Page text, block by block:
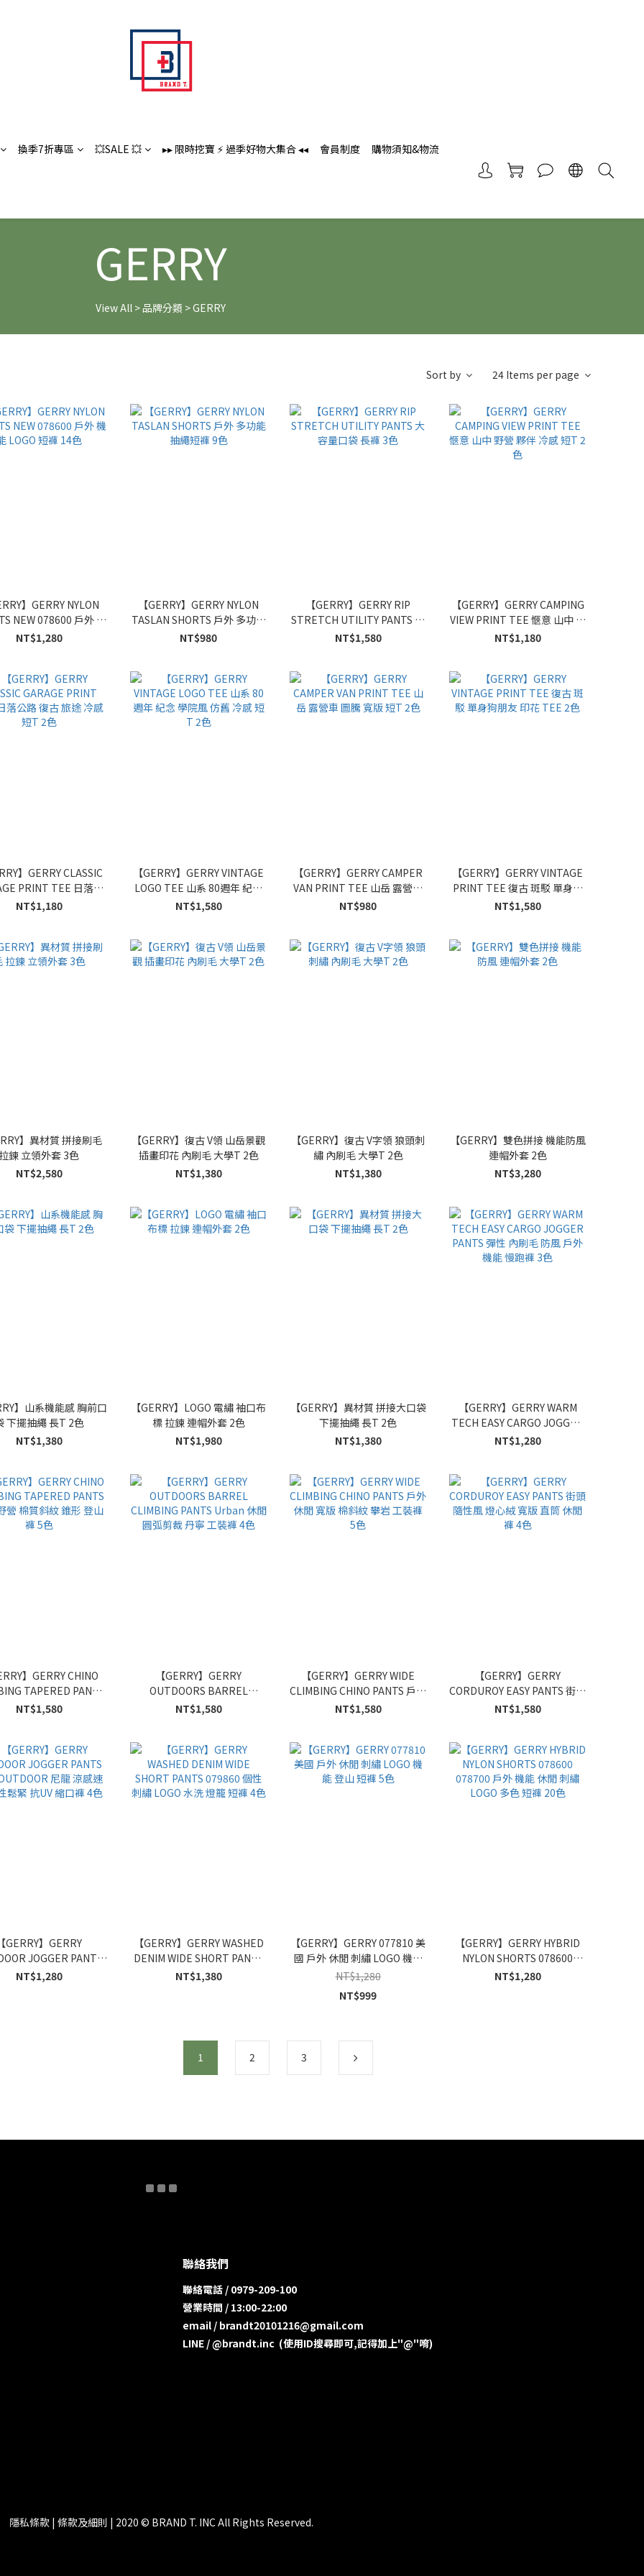
換季7折專區 💥SALE 💥 ▸▸ 限時挖寶 ⚡️ 過季好物大集合 ◂◂ 會員制度 購物須知&物流
GERRY
View All >品牌分類 >GERRY
Sort by 24 Items per page
】GERRY NYLON
NEW 078600 戶外 機
LOGO 短褲 14色
NT$1,280
【GERRY】GERRY NYLON
TASLAN SHORTS 戶外 多功能
抽繩短褲 9色
NT$980
【GERRY】GERRY RIP
STRETCH UTILITY PANTS 大
容量口袋 長褲 3色
NT$1,580
【GERRY】GERRY CAMPING
VIEW PRINT TEE 愜意 山中 野
營 夥伴 冷感 短T 2色
NT$1,180
】GERRY CLASSIC
PRINT TEE 日落公
古 旅途 冷感 短T 2色
NT$1,180
【GERRY】GERRY VINTAGE
LOGO TEE 山系 80週年 紀念
學院風 仿舊 冷感 短T 2色
NT$1,580
【GERRY】GERRY CAMPER
VAN PRINT TEE 山岳 露營車
圖騰 寬版 短T 2色
NT$980
【GERRY】GERRY VINTAGE
PRINT TEE 復古 斑駁 單身狗
朋友 印花 TEE 2色
NT$1,580
】異材質 拼接刷毛
鍊 立領外套 3色
NT$2,580
【GERRY】復古 V領 山岳景觀
插畫印花 內刷毛 大學T 2色
NT$1,380
【GERRY】復古 V字領 狼頭刺
繡 內刷毛 大學T 2色
NT$1,380
【GERRY】雙色拼接 機能防風
連帽外套 2色
NT$3,280
】山系機能感 胸前口
下擺抽繩 長T 2色
NT$1,380
【GERRY】LOGO 電繡 袖口布
標 拉鍊 連帽外套 2色
NT$1,980
【GERRY】異材質 拼接大口袋
下擺抽繩 長T 2色
NT$1,380
【GERRY】GERRY WARM
TECH EASY CARGO JOGGER
PANTS 彈性 內刷毛 防風 戶外
NT$1,280
】GERRY CHINO
TAPERED PANTS
營 棉質斜紋 錐形 登山
NT$1,580
【GERRY】GERRY
OUTDOORS BARREL
CLIMBING PANTS Urban 休閒
NT$1,580
【GERRY】GERRY WIDE
CLIMBING CHINO PANTS 戶外
休閒 寬版 棉斜紋 攀岩 工裝褲
NT$1,580
【GERRY】GERRY
CORDUROY EASY PANTS 街頭
隨性風 燈心絨 寬版 直筒 休閒
NT$1,580
GERRY】GERRY
JOGGER PANTS
尼龍 涼感速
NT$1,280
【GERRY】GERRY WASHED
DENIM WIDE SHORT PANTS
079860 個性 刺繡 LOGO 水洗
NT$1,380
【GERRY】GERRY 077810 美
國 戶外 休閒 刺繡 LOGO 機能
登山 短褲 5色
NT$1,280
NT$999
【GERRY】GERRY HYBRID
NYLON SHORTS 078600
078700 戶外 機能 休閒 刺繡
NT$1,280
1 2 3
聯絡我們
聯絡電話 / 0979-209-100
營業時間 / 13:00-22:00
email / brandt20101216@gmail.com
LINE / @brandt.inc (使用ID搜尋即可,記得加上"@"唷)
隱私條款 | 條款及細則 | 2020 © BRAND T. INC All Rights Reserved.